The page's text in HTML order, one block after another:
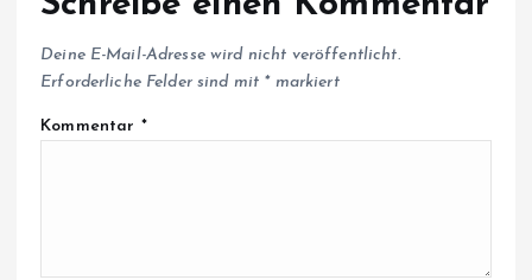
Deine E-Mail-Adresse wird nicht veröffentlicht.
Erforderliche Felder sind mit *markiert
Kommentar *